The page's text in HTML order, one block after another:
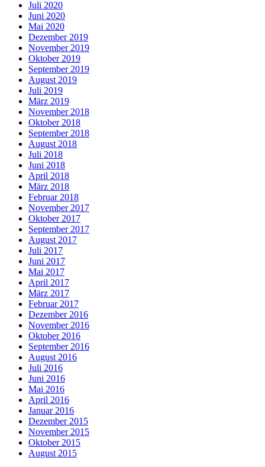
Juli 2020
Juni 2020
Mai 2020
Dezember 2019
November 2019
Oktober 2019
September 2019
August 2019
Juli 2019
März 2019
November 2018
Oktober 2018
September 2018
August 2018
Juli 2018
Juni 2018
April 2018
März 2018
Februar 2018
November 2017
Oktober 2017
September 2017
August 2017
Juli 2017
Juni 2017
Mai 2017
April 2017
März 2017
Februar 2017
Dezember 2016
November 2016
Oktober 2016
September 2016
August 2016
Juli 2016
Juni 2016
Mai 2016
April 2016
Januar 2016
Dezember 2015
November 2015
Oktober 2015
August 2015